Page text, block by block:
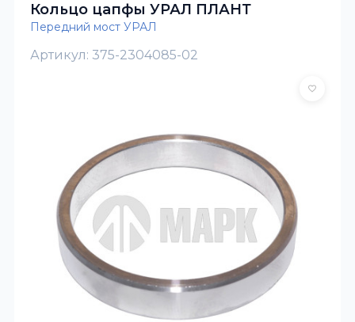
Кольцо цапфы УРАЛ ПЛАНТ
Передний мост УРАЛ
Артикул: 375-2304085-02